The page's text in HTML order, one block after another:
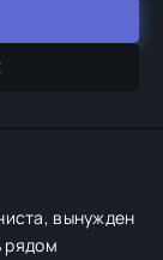
вынужден
рядом